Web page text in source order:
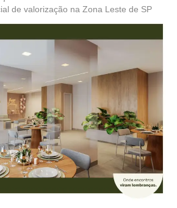
de valorização na Zona Leste de SP